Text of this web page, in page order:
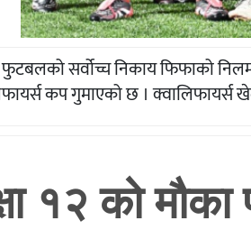
फुटबलको सर्वोच्च निकाय फिफाको
कप गुमाएको छ ।
१२ को मौका